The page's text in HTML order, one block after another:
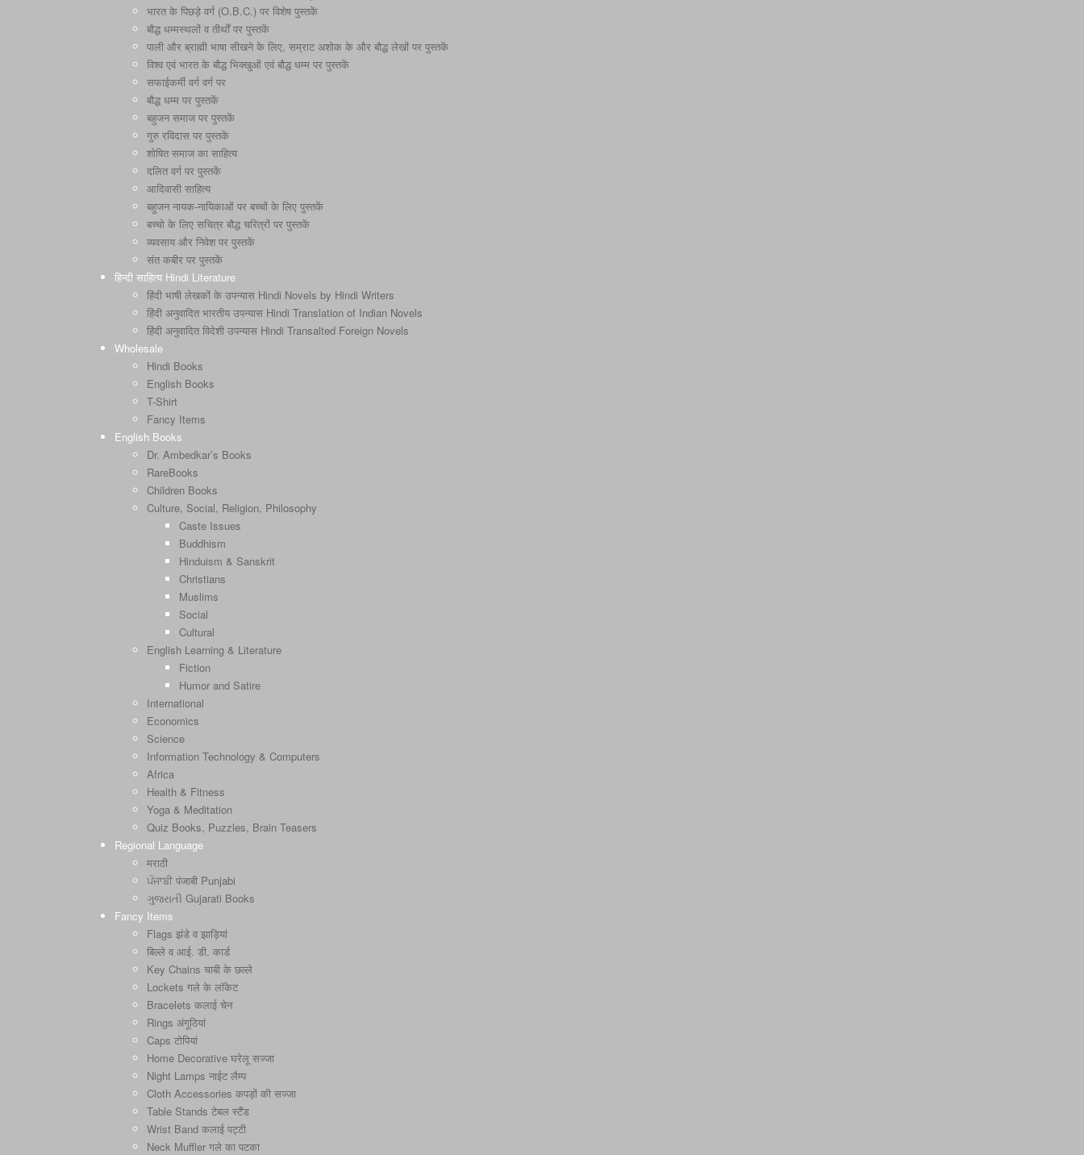
भारत के पिछड़े वर्ग (O.B.C.) पर विशेष पुस्तकें
बौद्ध धम्मस्थलों व तीर्थों पर पुस्तकें
पाली और ब्राह्मी भाषा सीखने के लिए, सम्राट अशोक के और बौद्ध लेखों पर पुस्तकें
विश्व एवं भारत के बौद्ध भिक्खुओं एवं बौद्ध धम्म पर पुस्तकें
सफाईकर्मी वर्ग वर्ग पर
बौद्ध धम्म पर पुस्तकें
बहुजन समाज पर पुस्तकें
गुरु रविदास पर पुस्तकें
शोषित समाज का साहित्य
दलित वर्ग पर पुस्तकें
आदिवासी साहित्य
बहुजन नायक-नायिकाओं पर बच्चों के लिए पुस्तकें
बच्चो के लिए सचित्र बौद्ध चरित्रों पर पुस्तकें
व्यवसाय और निवेश पर पुस्तकें
संत कबीर पर पुस्तकें
हिन्दी साहित्य Hindi Literature
हिंदी भाषी लेखकों के उपन्यास Hindi Novels by Hindi Writers
हिंदी अनुवादित भारतीय उपन्यास Hindi Translation of Indian Novels
हिंदी अनुवादित विदेशी उपन्यास Hindi Transalted Foreign Novels
Wholesale
Hindi Books
English Books
T-Shirt
Fancy Items
English Books
Dr. Ambedkar’s Books
RareBooks
Children Books
Culture, Social, Religion, Philosophy
Caste Issues
Buddhism
Hinduism & Sanskrit
Christians
Muslims
Social
Cultural
English Learning & Literature
Fiction
Humor and Satire
International
Economics
Science
Information Technology & Computers
Africa
Health & Fitness
Yoga & Meditation
Quiz Books, Puzzles, Brain Teasers
Regional Language
मराठी
ਪੰਜਾਬੀ पंजाबी Punjabi
ગુજરાતી Gujarati Books
Fancy Items
Flags झंडे व झाड़ियां
बिल्ले व आई. डी. कार्ड
Key Chains चाबी के छल्ले
Lockets गले के लॉकेट
Bracelets कलाई चेन
Rings अंगूठियां
Caps टोपियां
Home Decorative घरेलू सज्जा
Night Lamps नाईट लैम्प
Cloth Accessories कपड़ों की सज्जा
Table Stands टेबल स्टैंड
Wrist Band कलाई पट्टी
Neck Muffler गले का पटका